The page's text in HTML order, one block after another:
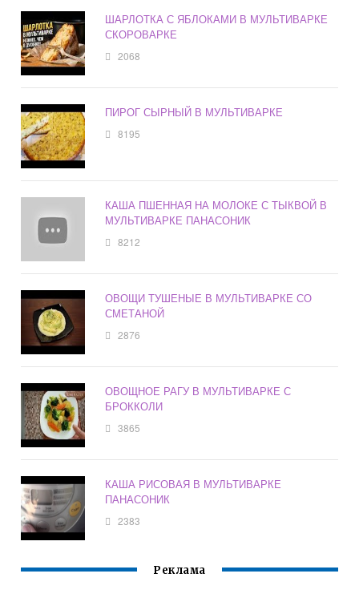
ШАРЛОТКА С ЯБЛОКАМИ В МУЛЬТИВАРКЕ
СКОРОВАРКЕ
2068
ПИРОГ СЫРНЫЙ В МУЛЬТИВАРКЕ
8195
КАША ПШЕННАЯ НА МОЛОКЕ С ТЫКВОЙ В
МУЛЬТИВАРКЕ ПАНАСОНИК
8212
ОВОЩИ ТУШЕНЫЕ В МУЛЬТИВАРКЕ СО
СМЕТАНОЙ
2876
ОВОЩНОЕ РАГУ В МУЛЬТИВАРКЕ С
БРОККОЛИ
3865
КАША РИСОВАЯ В МУЛЬТИВАРКЕ
ПАНАСОНИК
2383
Реклама